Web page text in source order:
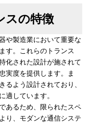
スの特徴
や製造業において重要な
す。これらのトランス
化された設計が施されて
実度を提供します。ま
るよう設計されており、
適しています。
あるため、限られたスペ
り、モダンな通信システ